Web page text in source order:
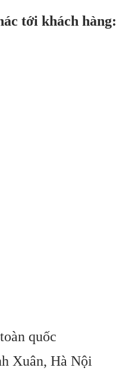
tới khách hàng:
quốc
Xuân, Hà Nội